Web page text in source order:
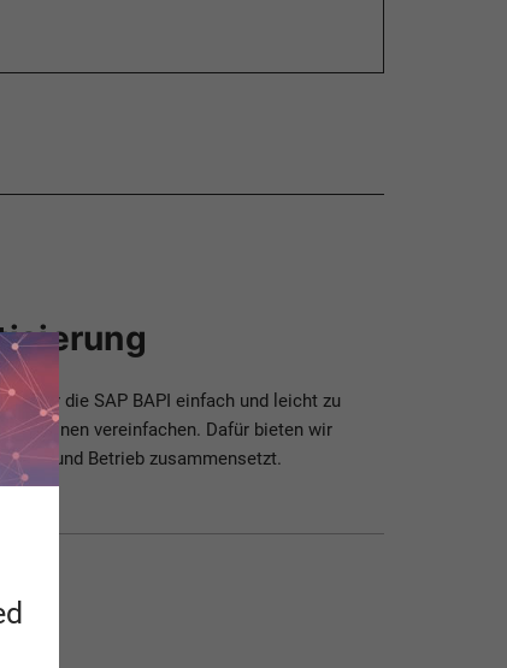
über die SAP BAPI einfach und leicht zu
vereinfachen. Dafür bieten wir
und Betrieb zusammensetzt.